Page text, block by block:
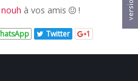
à vos amis !
Twitter 1